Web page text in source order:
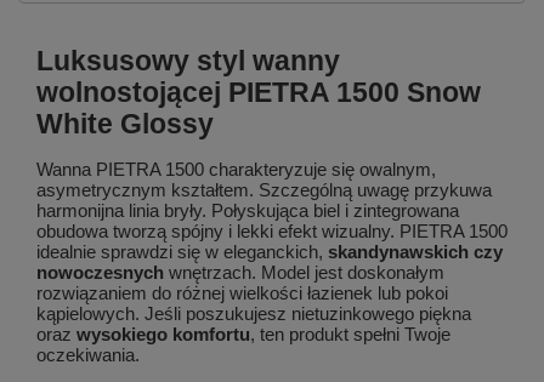
Luksusowy styl wanny
wolnostojącej PIETRA 1500 Snow
White Glossy
Wanna PIETRA 1500 charakteryzuje się owalnym,
asymetrycznym kształtem. Szczególną uwagę przykuwa
harmonijna linia bryły. Połyskująca biel i zintegrowana
obudowa tworzą spójny i lekki efekt wizualny. PIETRA 1500
idealnie sprawdzi się w eleganckich, skandynawskich czy
nowoczesnych wnętrzach. Model jest doskonałym
rozwiązaniem do różnej wielkości łazienek lub pokoi
kąpielowych. Jeśli poszukujesz nietuzinkowego piękna
oraz wysokiego komfortu, ten produkt spełni Twoje
oczekiwania.